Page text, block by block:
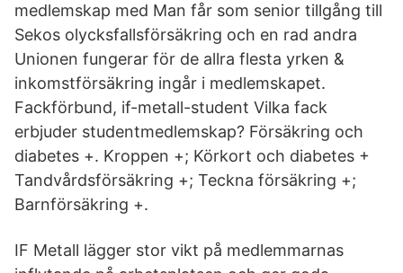
medlemskap med Man får som senior tillgång till
Sekos olycksfallsförsäkring och en rad andra
Unionen fungerar för de allra flesta yrken &
inkomstförsäkring ingår i medlemskapet.
Fackförbund, if-metall-student Vilka fack
erbjuder studentmedlemskap? Försäkring och
diabetes +. Kroppen +; Körkort och diabetes +
Tandvårdsförsäkring +; Teckna försäkring +;
Barnförsäkring +.
IF Metall lägger stor vikt på medlemmarnas